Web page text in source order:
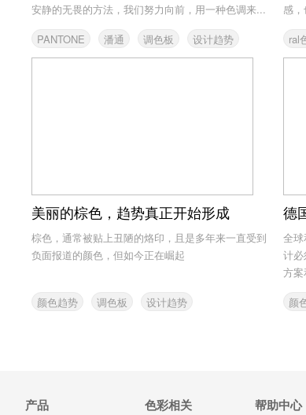
安静的无畏的方法，我们努力向前，用一种色调来...
PANTONE
潘通 调色板 设计趋势
感
ral
美丽的棕色，趋势真正开始形成
棕色，通常被贴上丑陋的烙印，且是多年来一直受到
负面报道的颜色，但如今正在崛起
颜色趋势 调色板 设计趋势
德
全
计
方案
颜
产品 色彩相关 帮助中心